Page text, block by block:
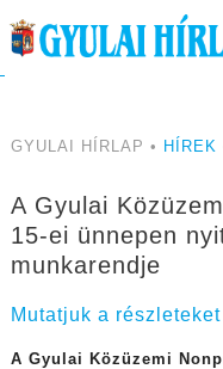
GYULAI HÍRLAP • HÍREK
A Gyulai
15-ei ünnepen
munkarendje
Mutatjuk a részleteket
A Gyulai Közüzemi